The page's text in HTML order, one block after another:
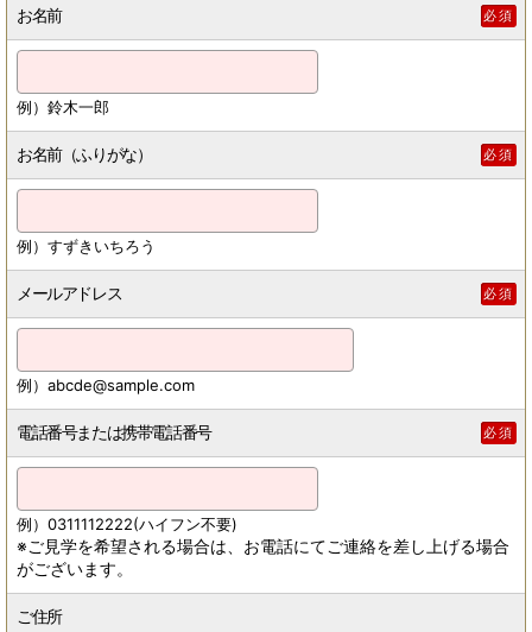
お名前 必須
例）鈴木一郎
お名前（ふりがな） 必須
例）すずきいちろう
メールアドレス 必須
例）abcde@sample.com
電話番号または携帯電話番号 必須
例）0311112222(ハイフン不要)
※ご見学を希望される場合は、お電話にてご連絡を差し上げる場合
がございます。
ご住所